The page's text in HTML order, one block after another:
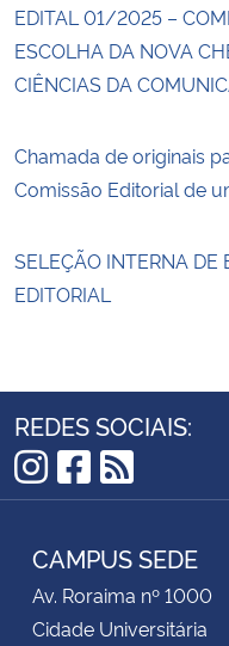
EDITAL 01/2025 –
ESCOLHA DA NOVA
CIÊNCIAS DA
Chamada de originais
Comissão Editorial de
SELEÇÃO INTERNA DE
EDITORIAL
REDES SOCIAIS:
Instagram
Facebook
RSS
CAMPUS SEDE
Av. Roraima nº 1000
Cidade Universitária